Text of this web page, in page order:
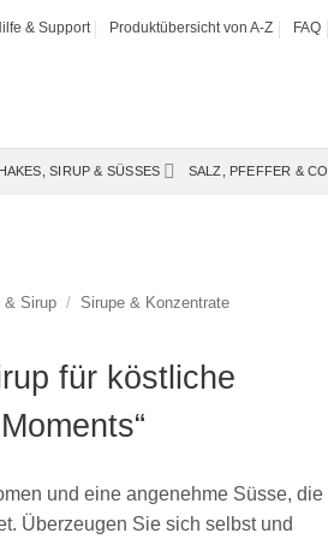
& Support Produktübersicht von A-Z FAQ
SIRUP & SÜSSES SALZ, PFEFFER & CO.
& Sirup / Sirupe & Konzentrate
für köstliche
und eine angenehme Süsse, die
Überzeugen Sie sich selbst und